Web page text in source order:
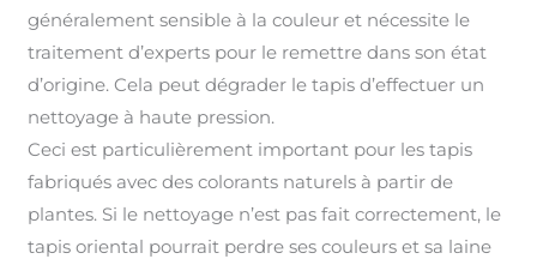
généralement sensible à la couleur et nécessite le
traitement d’experts pour le remettre dans son état
d’origine. Cela peut dégrader le tapis d’effectuer un
nettoyage à haute pression.
Ceci est particulièrement important pour les tapis
fabriqués avec des colorants naturels à partir de
plantes. Si le nettoyage n’est pas fait correctement, le
tapis oriental pourrait perdre ses couleurs et sa laine